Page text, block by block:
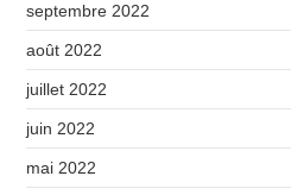
septembre 2022
août 2022
juillet 2022
juin 2022
mai 2022